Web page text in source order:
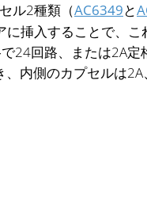
ル2種類（AC6349と
挿入することで、
24回路、または2A
内側のカプセルは2A